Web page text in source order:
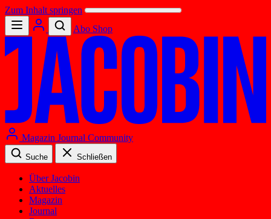
Zum Inhalt springen
Abo Shop
Magazin Journal Community
Suche Schließen
Über Jacobin
Aktuelles
Magazin
Journal